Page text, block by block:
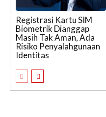
Registrasi Kartu SIM
Biometrik Dianggap
Masih Tak Aman, Ada
Risiko Penyalahgunaan
Identitas